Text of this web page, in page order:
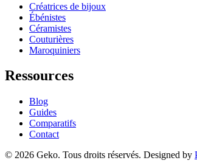
Créatrices de bijoux
Ébénistes
Céramistes
Couturières
Maroquiniers
Ressources
Blog
Guides
Comparatifs
Contact
© 2026 Geko. Tous droits réservés. Designed by